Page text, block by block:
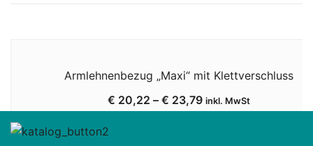
Armlehnenbezug „Maxi“ mit Klettverschluss
€ 20,22 – € 23,79 inkl. MwSt